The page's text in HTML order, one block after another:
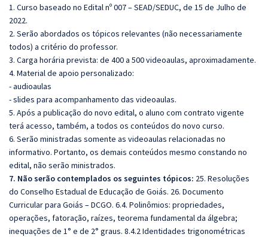
1. Curso baseado no Edital nº 007 – SEAD/SEDUC, de 15 de Julho de
2022.
2. Serão abordados os tópicos relevantes (não necessariamente
todos) a critério do professor.
3. Carga horária prevista: de 400 a 500 videoaulas, aproximadamente.
4. Material de apoio personalizado:
- audioaulas
- slides para acompanhamento das videoaulas.
5. Após a publicação do novo edital, o aluno com contrato vigente
terá acesso, também, a todos os conteúdos do novo curso.
6. Serão ministradas somente as videoaulas relacionadas no
informativo. Portanto, os demais conteúdos mesmo constando no
edital, não serão ministrados.
7. Não serão contemplados os seguintes tópicos: 25. Resoluções
do Conselho Estadual de Educação de Goiás. 26. Documento
Curricular para Goiás – DCGO. 6.4. Polinômios: propriedades,
operações, fatoração, raízes, teorema fundamental da álgebra;
inequações de 1° e de 2° graus. 8.4.2 Identidades trigonométricas